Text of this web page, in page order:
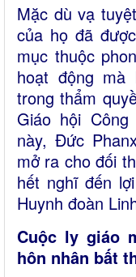
Mặc dù vạ
của họ đã
mục thuộc
hoạt động mà
trong thẩm
Giáo hội
này, Đức
mở ra cho đối
hết nghĩ đến
Huynh đoàn
Cuộc ly giáo
hôn nhân bất